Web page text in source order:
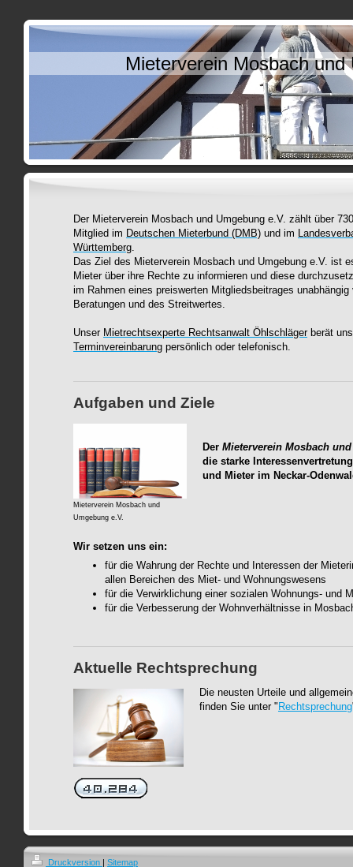
Mieterverein Mosbach und
Der Mieterverein Mosbach und Umgebung e.V. zählt über
Mitglied im Deutschen Mieterbund (DMB) und im
Württemberg.
Das Ziel des Mieterverein Mosbach und Umgebung e.V. ist
Mieter über ihre Rechte zu informieren und diese
im Rahmen eines preiswerten Mitgliedsbeitrages unabhängig
Beratungen und des Streitwertes.
Unser Mietrechtsexperte Rechtsanwalt Öhlschläger berät
Terminvereinbarung persönlich oder telefonisch.
Aufgaben und Ziele
Mieterverein Mosbach und
Umgebung e.V.
Der Mieterverein Mosbach
die starke
und Mieter im Neckar-
Wir setzen uns ein:
für die Wahrung der Rechte und Interessen der
allen Bereichen des Miet- und Wohnungswesens
für die Verwirklichung einer sozialen Wohnungs- und
für die Verbesserung der Wohnverhältnisse in
Aktuelle Rechtsprechung
Die neusten Urteile und
finden Sie unter " Rechtsprechung
Druckversion | Sitemap